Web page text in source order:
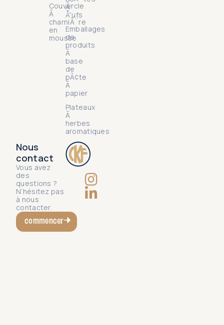
Ã
Å“ufs
Emballages
de
produits
Ã
base
de
pÃ¢te
Ã
papier
Plateaux
Ã
herbes
aromatiques
Couvercle
Ã
charniÃ¨re
en
mousse
Nous
contact
Vous avez
des
questions ?
N’hésitez pas
à nous
contacter.
commencer